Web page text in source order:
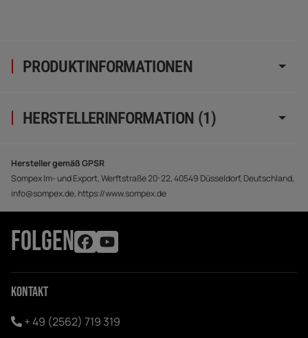
PRODUKTINFORMATIONEN
HERSTELLERINFORMATION (1)
Hersteller gemäß GPSR
Sompex Im- und Export, Werftstraße 20-22, 40549 Düsseldorf, Deutschland,
info@sompex.de, https://www.sompex.de
FOLGEN
Kontakt
+ 49 (2562) 719 319